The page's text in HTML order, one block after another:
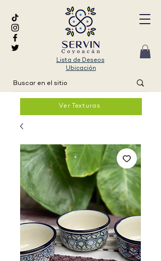
Lista de Deseos
Ubicación
Ver Texturas